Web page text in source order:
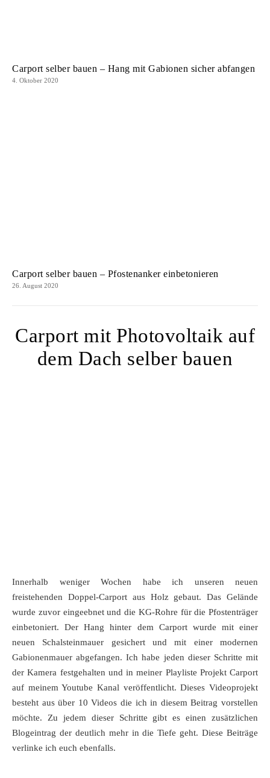
Carport selber bauen – Hang mit Gabionen sicher abfangen
4. Oktober 2020
Carport selber bauen – Pfostenanker einbetonieren
26. August 2020
Carport mit Photovoltaik auf
dem Dach selber bauen
Innerhalb weniger Wochen habe ich unseren neuen
freistehenden Doppel-Carport aus Holz gebaut. Das Gelände
wurde zuvor eingeebnet und die KG-Rohre für die Pfostenträger
einbetoniert. Der Hang hinter dem Carport wurde mit einer
neuen Schalsteinmauer gesichert und mit einer modernen
Gabionenmauer abgefangen. Ich habe jeden dieser Schritte mit
der Kamera festgehalten und in meiner Playliste Projekt Carport
auf meinem Youtube Kanal veröffentlicht. Dieses Videoprojekt
besteht aus über 10 Videos die ich in diesem Beitrag vorstellen
möchte. Zu jedem dieser Schritte gibt es einen zusätzlichen
Blogeintrag der deutlich mehr in die Tiefe geht. Diese Beiträge
verlinke ich euch ebenfalls.